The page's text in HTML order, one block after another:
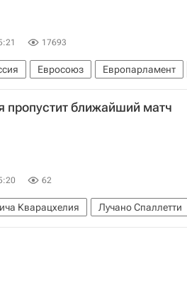
17693
Евросоюз Европарламент
пропустит ближайший матч
62
Кварацхелия Лучано Спаллетти